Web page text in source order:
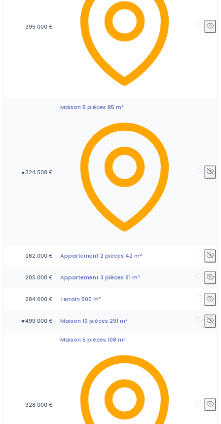
395 000 €
▼324 500 €
Maison 5 pièces 95 m²
162 000 € Appartement 2 pièces 42 m²
205 000 € Appartement 3 pièces 61 m²
284 000 € Terrain 500 m²
▼499 000 € Maison 10 pièces 291 m²
328 000 €
Maison 5 pièces 108 m²